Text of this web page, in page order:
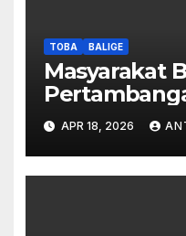
TOBA BALIGE
Masyarakat
Simanjuntak
Investigasi
APR 18, 2026